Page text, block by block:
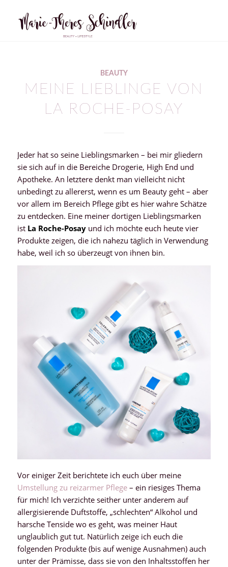
BEAUTY
MEINE LIEBLINGE VON
LA ROCHE-POSAY
Jeder hat so seine Lieblingsmarken – bei mir gliedern
sie sich auf in die Bereiche Drogerie, High End und
Apotheke. An letztere denkt man vielleicht nicht
unbedingt zu allererst, wenn es um Beauty geht – aber
vor allem im Bereich Pflege gibt es hier wahre Schätze
zu entdecken. Eine meiner dortigen Lieblingsmarken
istLa Roche-Posayund ich möchte euch heute vier
Produkte zeigen, die ich nahezu täglich in Verwendung
habe, weil ich so überzeugt von ihnen bin.
Vor einiger Zeit berichtete ich euch über meine
Umstellung zu reizarmer Pflege– ein riesiges Thema
für mich! Ich verzichte seither unter anderem auf
allergisierende Duftstoffe, „schlechten“ Alkohol und
harsche Tenside wo es geht, was meiner Haut
unglaublich gut tut. Natürlich zeige ich euch die
folgenden Produkte (bis auf wenige Ausnahmen) auch
unter der Prämisse, dass sie von den Inhaltsstoffen her